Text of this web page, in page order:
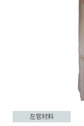
左官材料